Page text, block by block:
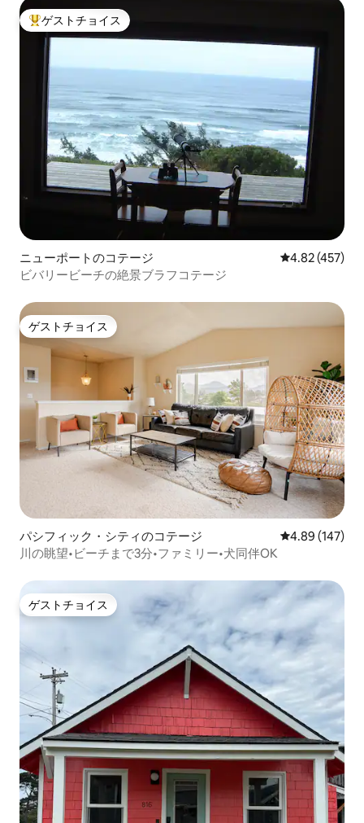
大好評のゲストチョイスです。
ゲストチョイス
ニューポートのコテージ レビュー457
4.82 (457)
ビバリービーチの絶景ブラフコテージ
ゲストチョイス
ゲストチョイス
パシフィック・シティのコテージ レビュー147
4.89 (147)
川の眺望•ビーチまで3分•ファミリー•犬同伴OK
ゲストチョイス
ゲストチョイス